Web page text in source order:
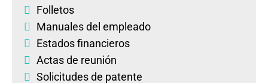
Folletos
Manuales del empleado
Estados financieros
Actas de reunión
Solicitudes de patente